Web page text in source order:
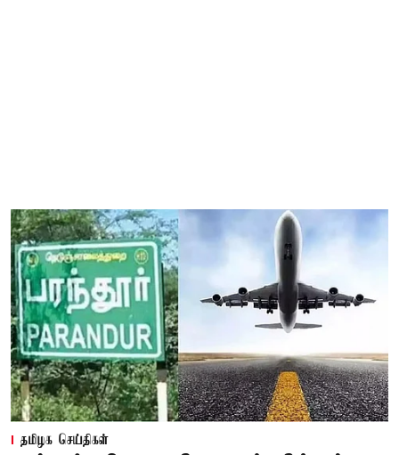
தமிழக செய்திகள்